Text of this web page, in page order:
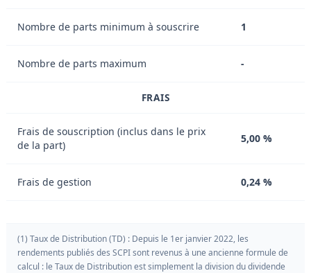
Nombre de parts minimum à souscrire 1
Nombre de parts maximum -
FRAIS
Frais de souscription (inclus dans le prix
de la part)
5,00 %
Frais de gestion 0,24 %
(1) Taux de Distribution (TD) : Depuis le 1er janvier 2022, les
rendements publiés des SCPI sont revenus à une ancienne formule de
calcul : le Taux de Distribution est simplement la division du dividende